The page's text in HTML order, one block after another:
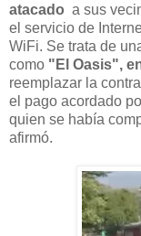
atacado a sus
el servicio de
WiFi. Se trata de
como "El Oasis",
reemplazar la
el pago acordado
quien se había
afirmó.